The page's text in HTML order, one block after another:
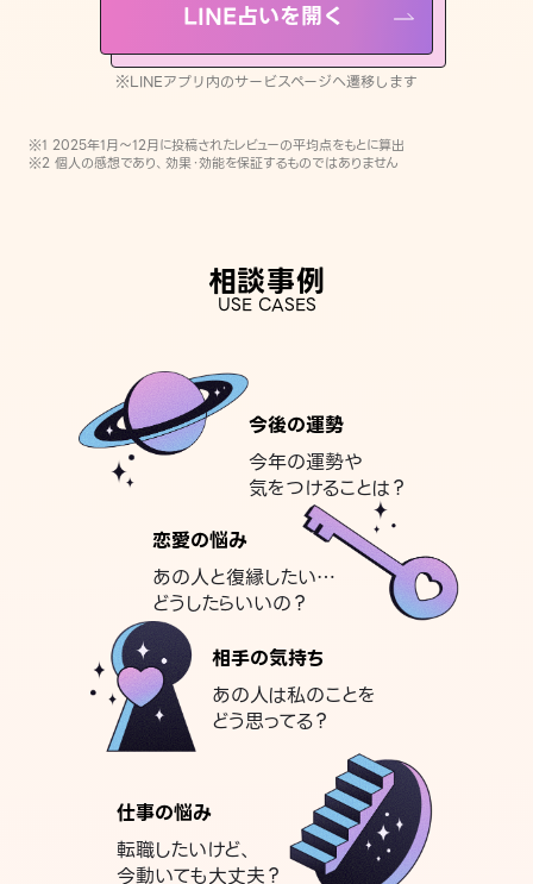
LINE占いを開く
※LINEアプリ内のサービスページへ遷移します
※1 2025年1月〜12月に投稿されたレビューの平均点をもとに算出
※2 個人の感想であり、効果・効能を保証するものではありません
相談事例
USE CASES
今後の運勢
今年の運勢や
気をつけることは？
恋愛の悩み
あの人と復縁したい…
どうしたらいいの？
相手の気持ち
あの人は私のことを
どう思ってる？
仕事の悩み
転職したいけど、
今動いても大丈夫？